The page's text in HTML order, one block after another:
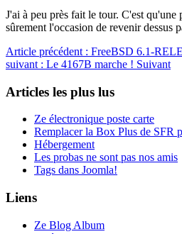
J'ai à peu près fait le tour. C'est qu'une
sûrement l'occasion de revenir dessus
Article précédent : FreeBSD 6.1-
suivant : Le 4167B marche ! Suivant
Articles les plus lus
Ze électronique poste carte
Remplacer la Box Plus de SFR
Hébergement
Les probas ne sont pas nos amis
Tags dans Joomla!
Liens
Ze Blog Album